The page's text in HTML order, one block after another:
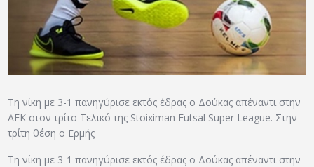
ΑΡΧΕΙΟ
ΕΠΙΚΟΙΝΩΝΙΑ
Τη νίκη με 3-1 πανηγύρισε εκτός έδρας ο Δούκας απέναντι στην
ΑΕΚ στον τρίτο Τελικό της Stoiximan Futsal Super League. Στην
τρίτη θέση ο Ερμής
Τη νίκη με 3-1 πανηγύρισε εκτός έδρας ο Δούκας απέναντι στην